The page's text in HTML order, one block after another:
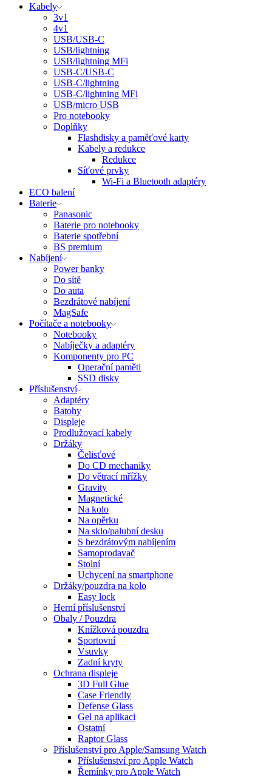
Kabely
3v1
4v1
USB/USB-C
USB/lightning
USB/lightning MFi
USB-C/USB-C
USB-C/lightning
USB-C/lightning MFi
USB/micro USB
Pro notebooky
Doplňky
Flashdisky a paměťové karty
Kabely a redukce
Redukce
Síťové prvky
Wi-Fi a Bluetooth adaptéry
ECO balení
Baterie
Panasonic
Baterie pro notebooky
Baterie spotřební
BS premium
Nabíjení
Power banky
Do sítě
Do auta
Bezdrátové nabíjení
MagSafe
Počítače a notebooky
Notebooky
Nabíječky a adaptéry
Komponenty pro PC
Operační paměti
SSD disky
Příslušenství
Adaptéry
Batohy
Displeje
Prodlužovací kabely
Držáky
Čelisťové
Do CD mechaniky
Do větrací mřížky
Gravity
Magnetické
Na kolo
Na opěrku
Na sklo/palubní desku
S bezdrátovým nabíjením
Samoprodavač
Stolní
Uchycení na smartphone
Držáky/pouzdra na kolo
Easy lock
Herní příslušenství
Obaly / Pouzdra
Knížková pouzdra
Sportovní
Vsuvky
Zadní kryty
Ochrana displeje
3D Full Glue
Case Friendly
Defense Glass
Gel na aplikaci
Ostatní
Raptor Glass
Příslušenství pro Apple/Samsung Watch
Příslušenství pro Apple Watch
Řemínky pro Apple Watch